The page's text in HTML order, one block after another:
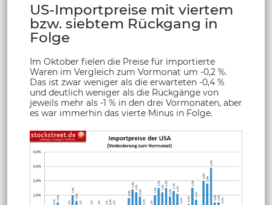
US-Importpreise mit viertem
bzw. siebtem Rückgang in
Folge
Im Oktober fielen die Preise für importierte
Waren im Vergleich zum Vormonat um -0,2 %.
Das ist zwar weniger als die erwarteten -0,4 %
und deutlich weniger als die Rückgänge von
jeweils mehr als -1 % in den drei Vormonaten, aber
es war immerhin das vierte Minus in Folge.